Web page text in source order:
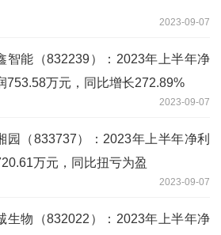
2023-09-07
智能（832239）：2023年上半年净
753.58万元，同比增长272.89%
2023-09-07
园（833737）：2023年上半年净利
万元，同比扭亏为盈
2023-09-07
生物（832022）：2023年上半年净